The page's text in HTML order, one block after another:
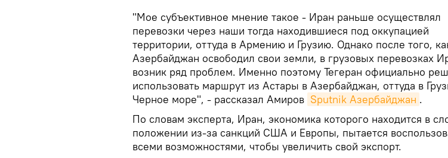
"Мое субъективное мнение такое - Иран раньше осуществлял
перевозки через наши тогда находившиеся под оккупацией
территории, оттуда в Армению и Грузию. Однако после того,
Азербайджан освободил свои земли, в грузовых перевозках
возник ряд проблем. Именно поэтому Тегеран официально
использовать маршрут из Астары в Азербайджан, оттуда в
Черное море", - рассказал Амиров Sputnik Азербайджан .
По словам эксперта, Иран, экономика которого находится в
положении из-за санкций США и Европы, пытается
всеми возможностями, чтобы увеличить свой экспорт.